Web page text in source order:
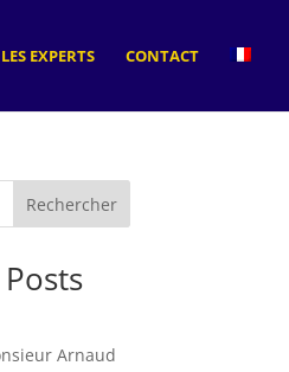
EXPERTS CONTACT
Rechercher
Arnaud